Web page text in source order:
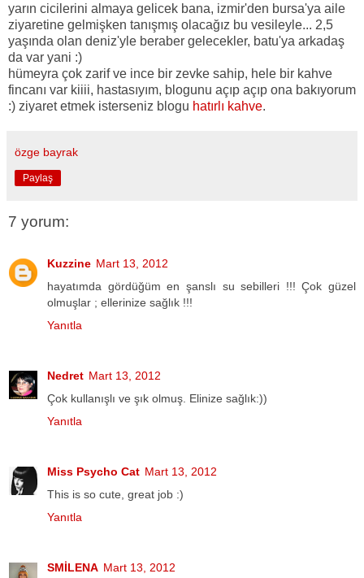
yarın cicilerini almaya gelicek bana, izmir'den bursa'ya aile
ziyaretine gelmişken tanışmış olacağız bu vesileyle... 2,5
yaşında olan deniz'yle beraber gelecekler, batu'ya arkadaş
da var yani :)
hümeyra çok zarif ve ince bir zevke sahip, hele bir kahve
fincanı var kiiii, hastasıyım, blogunu açıp açıp ona bakıyorum
:) ziyaret etmek isterseniz blogu hatırlı kahve.
özge bayrak
Paylaş
7 yorum:
Kuzzine Mart 13, 2012
hayatımda gördüğüm en şanslı su sebilleri !!! Çok güzel
olmuşlar ; ellerinize sağlık !!!
Yanıtla
Nedret Mart 13, 2012
Çok kullanışlı ve şık olmuş. Elinize sağlık:))
Yanıtla
Miss Psycho Cat Mart 13, 2012
This is so cute, great job :)
Yanıtla
SMİLENA Mart 13, 2012